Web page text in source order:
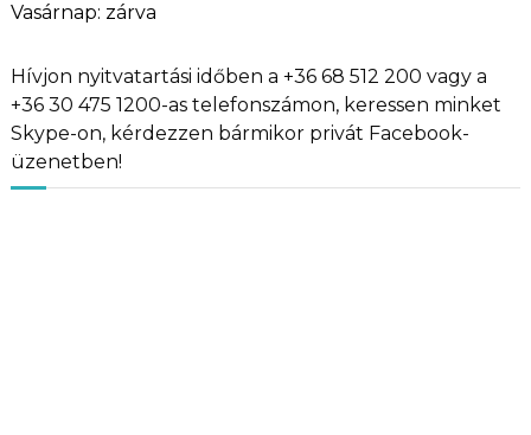
Vasárnap: zárva
Hívjon nyitvatartási időben a +36 68 512 200 vagy a
+36 30 475 1200-as telefonszámon, keressen minket
Skype-on, kérdezzen bármikor privát Facebook-
üzenetben!